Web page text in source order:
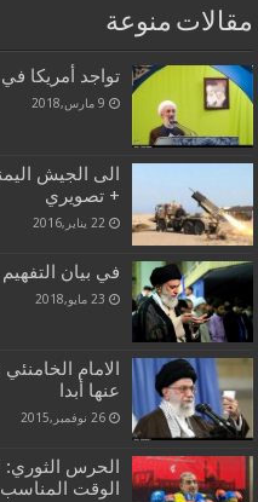
مقالات منوعة
تواجد أمريكا
9 مارس,2018
الى الجيش
+ تصويري
22 يناير,2016
في بيان التفهيم
23 مايو,2018
الامام
عنها أبدا
26 نوفمبر,2015
الحرس الثوري:
الوقت المناسب